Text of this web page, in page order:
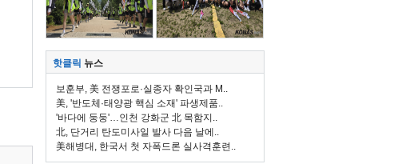
핫클릭 뉴스
보훈부, 美 전쟁포로·실종자 확인국과 M..
美, '반도체·태양광 핵심 소재' 파생제품..
'바다에 둥둥'…인천 강화군 北 목함지..
北, 단거리 탄도미사일 발사 다음 날에..
美해병대, 한국서 첫 자폭드론 실사격훈련..